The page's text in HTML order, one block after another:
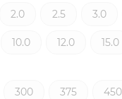
2.0 2.5 3.0
10.0 12.0 15.0
300 375 450